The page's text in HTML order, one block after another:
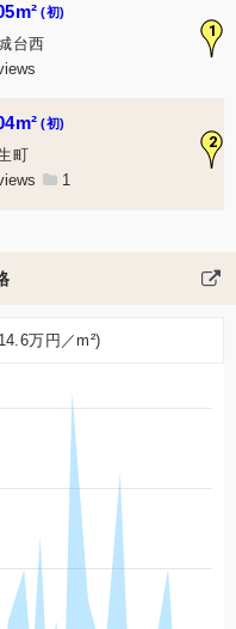
1
(初)
台西
2
(初)
町
1
万円／m²)